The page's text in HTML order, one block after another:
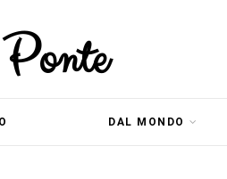
DAL MONDO